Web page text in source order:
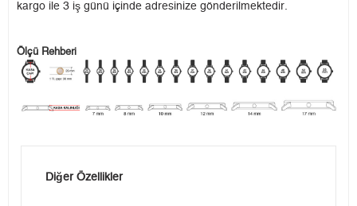
kargo ile 3 iş günü içinde adresinize gönderilmektedir.
Ölçü Rehberi
Diğer Özellikler